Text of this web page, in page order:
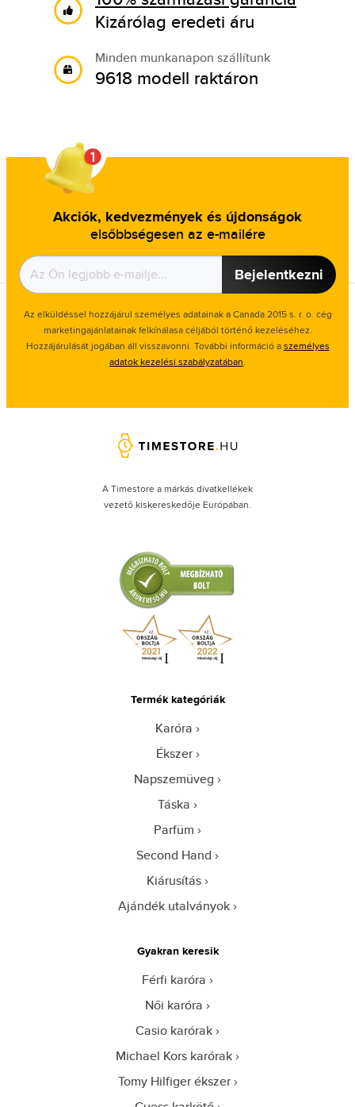
Kizárólag eredeti áru
Minden munkanapon szállítunk
9618 modell raktáron
Akciók, kedvezmények és újdonságok
elsőbbségesen az e-mailére
Bejelentkezni
Az elküldéssel hozzájárul személyes adatainak a Canada 2015 s. r. o. cég
marketingajánlatainak felkínálasa céljából történő kezeléséhez.
Hozzájárulását jogában áll visszavonni. További információ aszemélyes
adatok kezelési szabályzatában.
A Timestore a márkás divatkellékek
vezető kiskereskedője Európában.
Termék kategóriák
Karóra
Ékszer
Napszemüveg
Táska
Parfüm
Second Hand
Kiárusítás
Ajándék utalványok
Gyakran keresik
Férfi karóra
Női karóra
Casio karórak
Michael Kors karórak
Tomy Hilfiger ékszer